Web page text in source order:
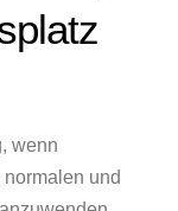
wenn
und